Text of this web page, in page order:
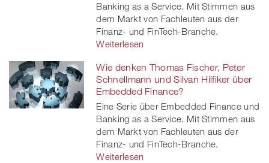
Banking as a Service. Mit Stimmen aus
dem Markt von Fachleuten aus der
Finanz- und FinTech-Branche.
Weiterlesen
Wie denken Thomas Fischer, Peter
Schnellmann und Silvan Hilfiker über
Embedded Finance?
Eine Serie über Embedded Finance und
Banking as a Service. Mit Stimmen aus
dem Markt von Fachleuten aus der
Finanz- und FinTech-Branche.
Weiterlesen